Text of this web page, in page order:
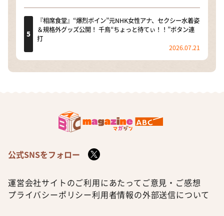
『相席食堂』“爆烈ボイン”元NHK女性アナ、セクシー水着姿
＆規格外グッズ公開！ 千鳥“ちょっと待てぃ！！”ボタン連
打
2026.07.21
公式SNSをフォロー
運営会社サイトのご利用にあたって ご意見・ご感想
プライバシーポリシー利用者情報の外部送信について